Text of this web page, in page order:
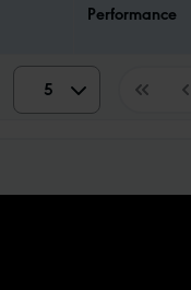
Performance
5 5